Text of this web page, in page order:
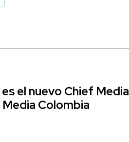
el nuevo Chief Media
Colombia